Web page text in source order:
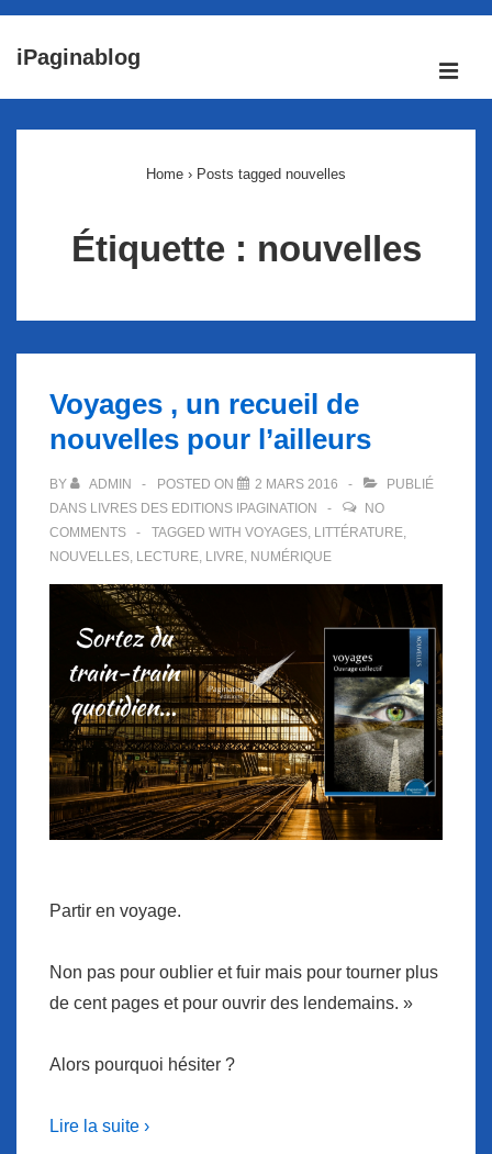
passer
iPaginablog
Home › Posts tagged nouvelles
Étiquette : nouvelles
Voyages , un recueil de
nouvelles pour l’ailleurs
BY ADMIN POSTED ON 2 MARS 2016
PUBLIÉ
DANS LIVRES DES EDITIONS IPAGINATION
NO
COMMENTS
TAGGED WITH VOYAGES, LITTÉRATURE,
NOUVELLES, LECTURE, LIVRE, NUMÉRIQUE
Partir en voyage.
Non pas pour oublier et fuir mais pour tourner plus
de cent pages et pour ouvrir des lendemains. »
Alors pourquoi hésiter ?
Lire la suite ›